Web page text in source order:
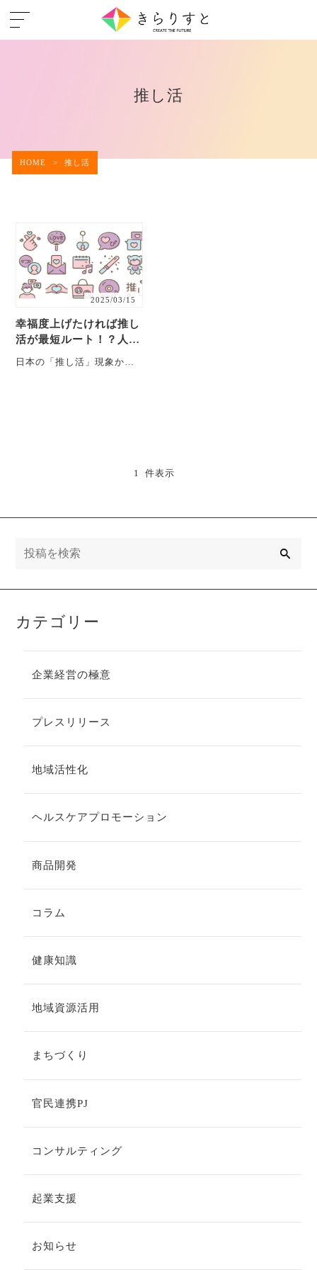
推し活
HOME > 推し活
2025/03/15
幸福度上げたければ推し
活が最短ルート！？人に
推されるビジネスについ
日本の「推し活」現象から
1 件表示
カテゴリー
企業経営の極意
プレスリリース
地域活性化
ヘルスケアプロモーション
商品開発
コラム
健康知識
地域資源活用
まちづくり
官民連携PJ
コンサルティング
起業支援
お知らせ